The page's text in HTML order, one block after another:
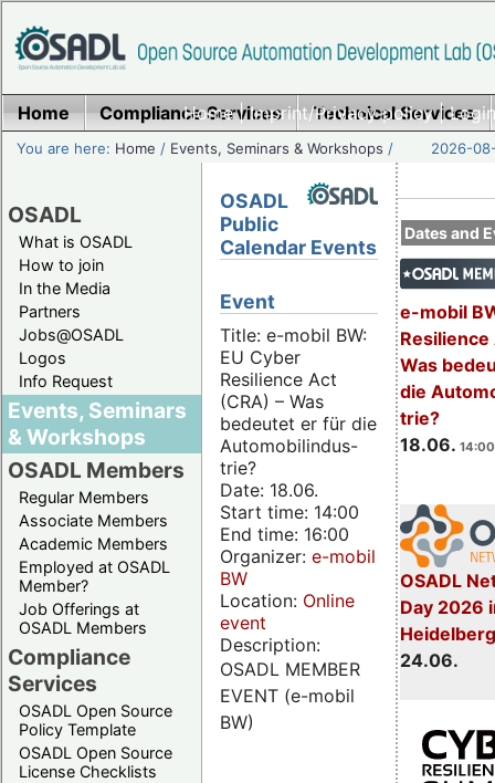
Home|Imprint/Privacy policy|
Home Compliance Services Technical Services
You are here: Home / Events, Seminars & Workshops / 2026-
OSADL
What is OSADL
How to join
In the Media
Partners
Jobs@OSADL
Logos
Info Request
Events, Seminars
& Workshops
OSADL Members
Regular Members
Associate Members
Academic Members
Employed at OSADL
Member?
Job Offerings at
OSADL Members
Compliance
Services
OSADL Open Source
Policy Template
OSADL Open Source
License Checklists
Dates and
e-mobil
Resilience
Was
die
trie?
18.06.
OSADL
Day 2026
24.06.
OSADL
Public
Calendar Events
Event
Title: e-mobil BW:
EU Cyber
Resilience Act
(CRA) – Was
bedeutet er für die
Automobilindus-
trie?
Date: 18.06.
Start time: 14:00
End time: 16:00
Organizer: e-mobil
BW
Location: Online
event
Description:
OSADL MEMBER
EVENT (e-mobil
BW)